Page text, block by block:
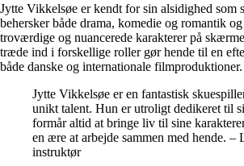
Jytte Vikkelsøe er kendt for sin alsidighed som
behersker både drama, komedie og romantik
troværdige og nuancerede karakterer på
træde ind i forskellige roller gør hende til en
både danske og internationale filmproduktioner.
Jytte Vikkelsøe er en fantastisk
unikt talent. Hun er utroligt dedikeret til
formår altid at bringe liv til sine
en ære at arbejde sammen med hende. –
instruktør